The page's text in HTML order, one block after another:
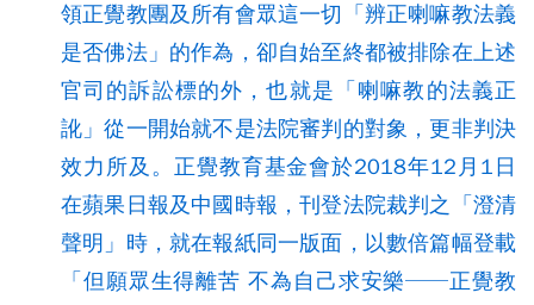
領正覺教團及所有會眾這一切「辨正喇嘛教法義
是否佛法」的作為，卻自始至終都被排除在上述
官司的訴訟標的外，也就是「喇嘛教的法義正
訛」從一開始就不是法院審判的對象，更非判決
效力所及。正覺教育基金會於2018年12月1日
在蘋果日報及中國時報，刊登法院裁判之「澄清
聲明」時，就在報紙同一版面，以數倍篇幅登載
「但願眾生得離苦 不為自己求安樂──正覺教